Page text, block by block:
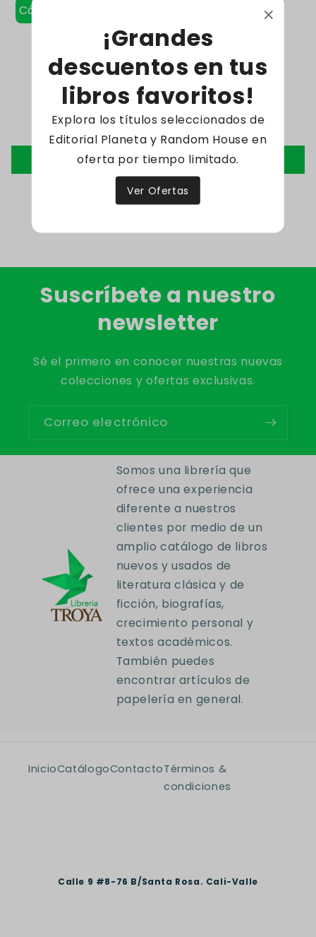
Código: 9786072104631
Reseñas de Clientes
Sé el primero en escribir una reseña
Escribir una reseña
Suscríbete a nuestro
newsletter
Sé el primero en conocer nuestras nuevas
colecciones y ofertas exclusivas.
Correo electrónico
Somos una librería que
ofrece una experiencia
diferente a nuestros
clientes por medio de un
amplio catálogo de libros
nuevos y usados de
literatura clásica y de
ficción, biografías,
crecimiento personal y
textos académicos.
También puedes
encontrar artículos de
papelería en general.
InicioCatálogoContactoTérminos &
condiciones
Calle 9 #8-76 B/Santa Rosa. Cali-Valle
¡Grandes
descuentos en tus
libros favoritos!
Explora los títulos seleccionados de
Editorial Planeta y Random House en
oferta por tiempo limitado.
Ver Ofertas